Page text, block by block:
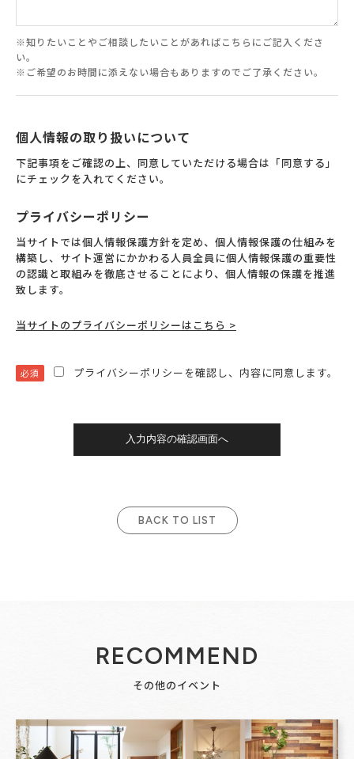
※知りたいことやご相談したいことがあればこちらにご記入くださ
い。
※ご希望のお時間に添えない場合もありますのでご了承ください。
個人情報の取り扱いについて
下記事項をご確認の上、同意していただける場合は「同意する」
にチェックを入れてください。
プライバシーポリシー
当サイトでは個人情報保護方針を定め、個人情報保護の仕組みを
構築し、サイト運営にかかわる人員全員に個人情報保護の重要性
の認識と取組みを徹底させることにより、個人情報の保護を推進
致します。
当サイトのプライバシーポリシーはこちら >
必須 プライバシーポリシーを確認し、内容に同意します。
BACK TO LIST
RECOMMEND
その他のイベント